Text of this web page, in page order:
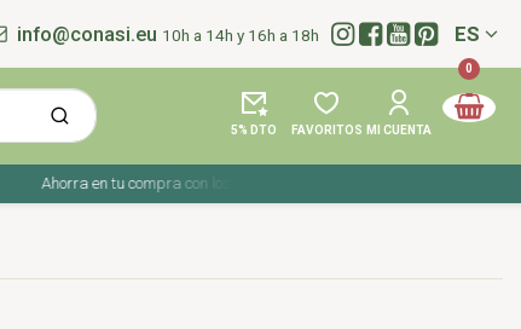
info@conasi.eu 10h a 14h y 16h a 18h Idioma:
ES
5% DTO FAVORITOS MI CUENTA
0
Ahorra en tu compra con los cupones de verano ☀️ ¡Del 27 julio al 9 agosto!